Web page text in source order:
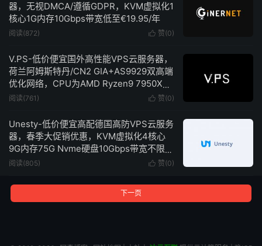
器，无视DMCA/遵循GDPR，KVM虚拟化1
核心1G内存10Gbps带宽低至€19.95/年
 赞(0)
阅读(872)
V.PS-低价便宜国外高性能VPS云服务器，
荷兰阿姆斯特丹/CN2 GIA+AS9929双高端
优化网络，CPU为AMD Ryzen9 7950X，
KVM虚拟化1核心1G内存1Gbps带宽低至
 赞(0)
阅读(761)
Unesty-低价便宜高配德国高防VPS云服务
器，春季大促销优惠，KVM虚拟化4核心
9G内存75G Nvme硬盘10Gbps带宽不限流
量低至€3.75/月
 赞(0)
阅读(805)
下一页